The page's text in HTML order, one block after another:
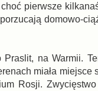
pierwsze
domowo-
na Warmii.
miała miejsce
Rosji.